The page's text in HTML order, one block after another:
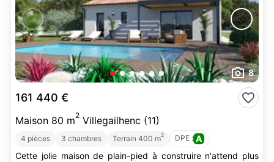
8
161 440 €
Maison 80 m2 Villegailhenc (11)
4 pièces 3 chambres Terrain 400 m2 DPE : A
Cette jolie maison de plain-pied à construire n'attend plus